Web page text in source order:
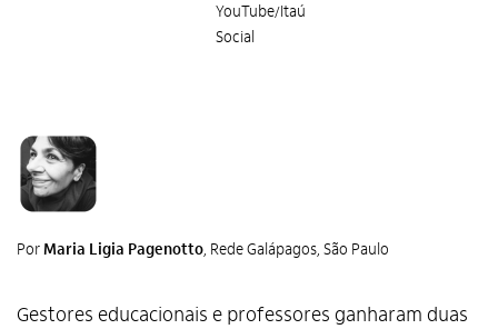
YouTube/Itaú
Social
PorMaria Ligia Pagenotto, Rede Galápagos, São Paulo
Gestores educacionais e professores ganharam duas